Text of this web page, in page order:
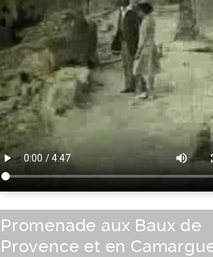
Promenade aux Baux de
Provence et en